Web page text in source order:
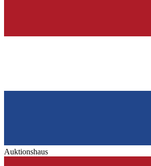
Auktionshaus